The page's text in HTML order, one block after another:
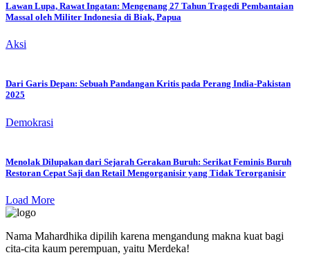
Lawan Lupa, Rawat Ingatan: Mengenang 27 Tahun Tragedi Pembantaian
Massal oleh Militer Indonesia di Biak, Papua
Aksi
Dari Garis Depan: Sebuah Pandangan Kritis pada Perang India-Pakistan
2025
Demokrasi
Menolak Dilupakan dari Sejarah Gerakan Buruh: Serikat Feminis Buruh
Restoran Cepat Saji dan Retail Mengorganisir yang Tidak Terorganisir
Load More
Nama Mahardhika dipilih karena mengandung makna kuat bagi
cita-cita kaum perempuan, yaitu Merdeka!